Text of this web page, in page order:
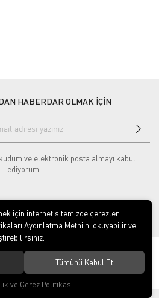
HABERDAR OLMAK İÇİN
ve elektronik posta almayı kabul
ediyorum.
MUTFAK LTD.ŞTİ.. Tüm hakları saklıdır.
için internet sitemizde çerezler
Aydınlatma Metni’ni okuyabilir ve
Tümünü Kabul Et
ve Çerez Politikası